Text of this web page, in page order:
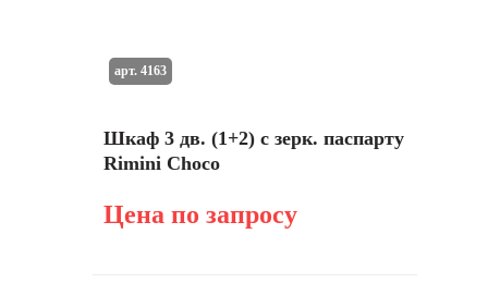
Шкаф 3 дв. (1+2) с зерк. паспарту
Rimini Choco
Цена по запросу
арт. 4163